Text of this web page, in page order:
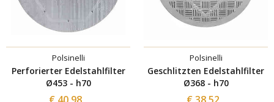
Polsinelli
Perforierter Edelstahlfilter
Ø453 - h70
€ 40,98
Polsinelli
Geschlitzten Edelstahlfilter
Ø368 - h70
€ 38,52